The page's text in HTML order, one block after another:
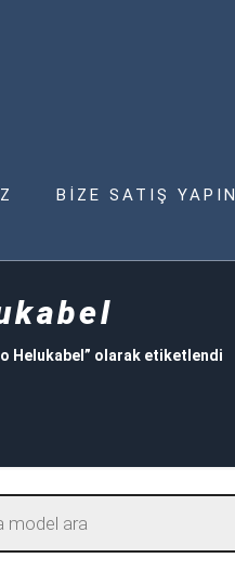
BİZE SATIŞ YAPIN
Helukabel” olarak etiketlendi